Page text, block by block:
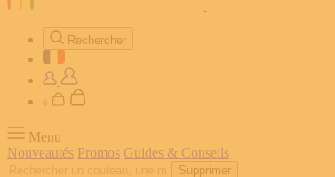
Rechercher
0
Menu
Nouveautés Promos Guides & Conseils
Supprimer